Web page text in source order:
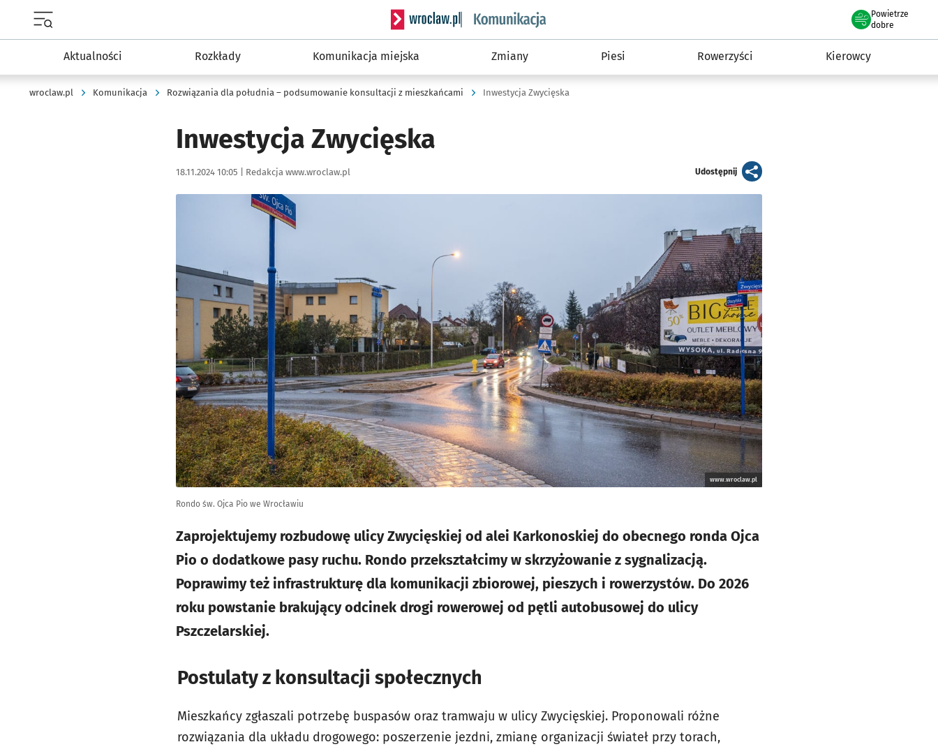
Serwis informacyjny wroclaw.pl podserwis: Komunikacja
Powietrze
we Wrocławiu
dobre
Aktualności Rozkłady Komunikacja miejska Zmiany Piesi Rowerzyści Kierowcy
wroclaw.pl Komunikacja Rozwiązania dla południa – podsumowanie konsultacji z mieszkańcami Inwestycja Zwycięska
Inwestycja Zwycięska
Data publikacji:
18.11.2024 10:05 | Autor:
Redakcja www.wroclaw.pl Udostępnijartykuł
Kliknij, aby powiększyć
www.wroclaw.pl
Rondo św. Ojca Pio we Wrocławiu
Zaprojektujemy rozbudowę ulicy Zwycięskiej od alei Karkonoskiej do obecnego ronda Ojca
Pio o dodatkowe pasy ruchu. Rondo przekształcimy w skrzyżowanie z sygnalizacją.
Poprawimy też infrastrukturę dla komunikacji zbiorowej, pieszych i rowerzystów. Do 2026
roku powstanie brakujący odcinek drogi rowerowej od pętli autobusowej do ulicy
Pszczelarskiej.
Postulaty z konsultacji społecznych
Mieszkańcy zgłaszali potrzebę buspasów oraz tramwaju w ulicy Zwycięskiej. Proponowali różne
rozwiązania dla układu drogowego: poszerzenie jezdni, zmianę organizacji świateł przy torach,